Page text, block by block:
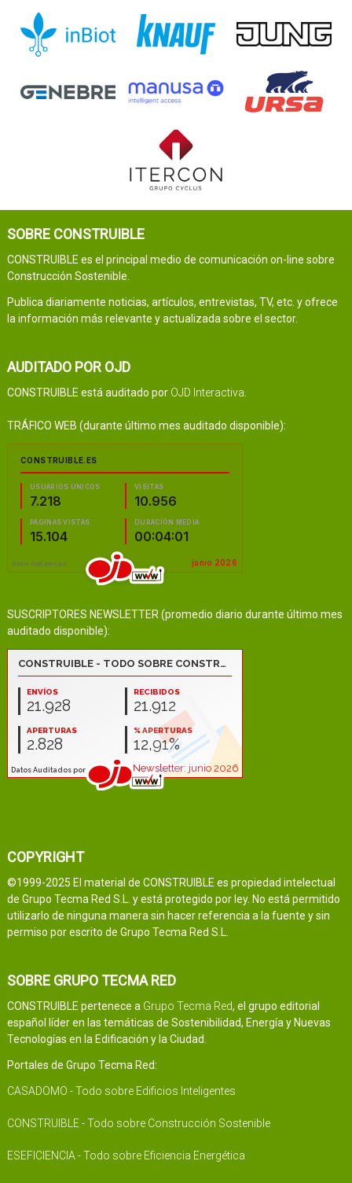
SOBRE CONSTRUIBLE
CONSTRUIBLE es el principal medio de comunicación on-line sobre
Construcción Sostenible.
Publica diariamente noticias, artículos, entrevistas, TV, etc. y ofrece
la información más relevante y actualizada sobre el sector.
AUDITADO POR OJD
CONSTRUIBLE está auditado por OJD Interactiva
TRÁFICO WEB (durante último mes auditado disponible):
SUSCRIPTORES NEWSLETTER (promedio diario durante último mes
auditado disponible):
COPYRIGHT
©1999-2025 El material de CONSTRUIBLE es propiedad intelectual
de Grupo Tecma Red S.L. y está protegido por ley. No está permitido
utilizarlo de ninguna manera sin hacer referencia a la fuente y sin
permiso por escrito de Grupo Tecma Red S.L.
SOBRE GRUPO TECMA RED
CONSTRUIBLE pertenece a Grupo Tecma Red, el grupo editorial
español líder en las temáticas de Sostenibilidad, Energía y Nuevas
Tecnologías en la Edificación y la Ciudad.
Portales de Grupo Tecma Red:
CASADOMO - Todo sobre Edificios Inteligentes
CONSTRUIBLE - Todo sobre Construcción Sostenible
ESEFICIENCIA - Todo sobre Eficiencia Energética